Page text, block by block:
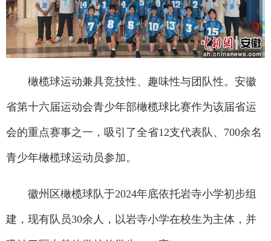
橄榄球运动兼具竞技性、趣味性与团队性。安徽
省第十六届运动会青少年部橄榄球比赛作为该届省运
会的重点赛事之一，吸引了全省12支代表队、700余名
青少年橄榄球运动员参加。
徽州区橄榄球队于2024年底依托岩寺小学初步组
建，现有队员30余人，以岩寺小学在校生为主体，并